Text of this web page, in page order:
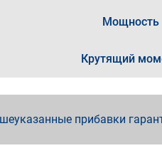
Мощность
Крутящий
прибавки